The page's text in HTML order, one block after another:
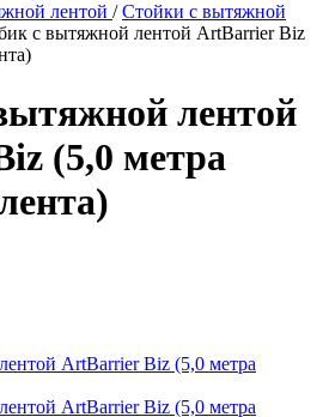
лентой /Стойки с вытяжной
с вытяжной лентой ArtBarrier Biz
лентой
(5,0 метра